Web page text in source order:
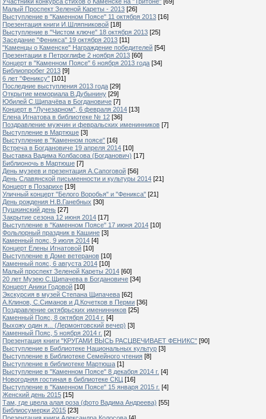
Малый Проспект Зеленой Кареты - 2013 [26]
Выступление в "Каменном Поясе" 11 октября 2013 [16]
Презентация книги И.Шляпниковой [18]
Выступление в "Чистом ключе" 18 октября 2013 [25]
Заседание "Феникса" 19 октября 2013 [11]
"Каменцы о Каменске" Награждение победителей [54]
Презентации в Петроглифе 2 ноября 2013 [60]
Концерт в "Каменном Поясе" 6 ноября 2013 года [34]
Библиопробег 2013 [9]
6 лет "Фениксу" [101]
Последние выступления 2013 года [29]
Открытие мемориала В.Дубынину [29]
Юбилей С.Щипачёва в Богдановиче [7]
Концерт в "Лучезарном", 6 февраля 2014 [13]
Елена Игнатова в библиотеке № 12 [36]
Поздравление мужчин и февральских именинников [7]
Выступление в Мартюше [3]
Выступление в "Каменном поясе" [16]
Встреча в Богдановиче 19 апреля 2014 [10]
Выставка Вадима Колбасова (Богданович) [17]
Библионочь в Мартюше [7]
День музеев и презентация А.Сапоговой [56]
День Славянской письменности и культуры 2014 [21]
Концерт в Позарихе [19]
Уличный концерт "Белого Воробья" и "Феникса" [21]
День рождения Н.В.Ганебных [30]
Пушкинский день [27]
Закрытие сезона 12 июня 2014 [17]
Выступление в "Каменном Поясе" 17 июня 2014 [10]
Фольлорный праздник в Кашине [3]
Каменный пояс, 9 июля 2014 [4]
Концерт Елены Игнатовой [10]
Выступление в Доме ветеранов [10]
Каменный пояс, 6 августа 2014 [10]
Малый проспект Зеленой Кареты 2014 [60]
20 лет Музею С.Щипачева в Богдановиче [34]
Концерт Аники Годовой [10]
Экскурсия в музей Степана Щипачева [62]
А.Клинов, С.Симанов и Д.Кочетков в Перми [36]
Поздравление октябрьских именинников [25]
Каменный Пояс, 8 октября 2014 г. [4]
Выхожу один я... (Лермонтовский вечер) [3]
Каменный Пояс, 5 ноября 2014 г. [2]
Презентация книги "КРУГАМИ ВЫСЬ РАСЦВЕЧИВАЕТ ФЕНИКС" [90]
Выступление в Библиотеке Национальных культур [3]
Выступление в Библиотеке Семейного чтения [8]
Выступление в библиотеке Мартюша [1]
Выступление в "Каменном Поясе" 8 декабря 2014 г. [4]
Новогодняя гостиная в библиотеке СКЦ [16]
Выступление в "Каменном Поясе" 15 января 2015 г. [4]
Женский день 2015 [15]
Там, где цвела алая роза (фото Вадима Андреева) [55]
Библиосумерки 2015 [23]